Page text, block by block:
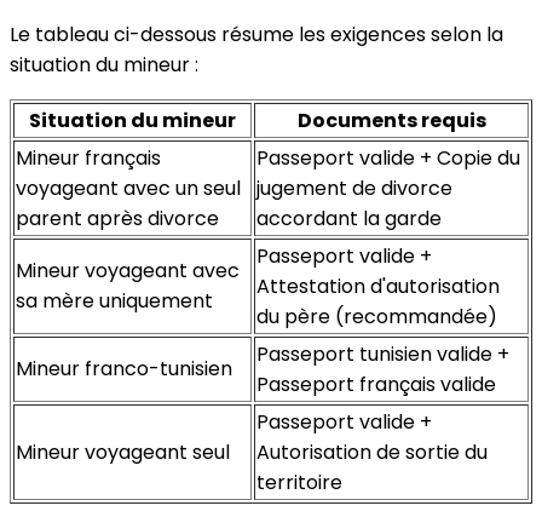
Le tableau ci-dessous résume les exigences selon la
situation du mineur :
Situation du mineur
Documents requis
Mineur français
voyageant avec un seul
parent après divorce
Passeport valide + Copie du
jugement de divorce
accordant la garde
Mineur voyageant avec
sa mère uniquement
Passeport valide +
Attestation d'autorisation
du père (recommandée)
Mineur franco-tunisien
Passeport tunisien valide +
Passeport français valide
Mineur voyageant seul
Passeport valide +
Autorisation de sortie du
territoire